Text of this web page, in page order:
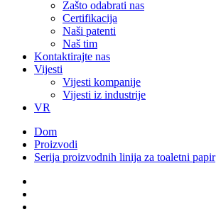
Zašto odabrati nas
Certifikacija
Naši patenti
Naš tim
Kontaktirajte nas
Vijesti
Vijesti kompanije
Vijesti iz industrije
VR
Dom
Proizvodi
Serija proizvodnih linija za toaletni papir